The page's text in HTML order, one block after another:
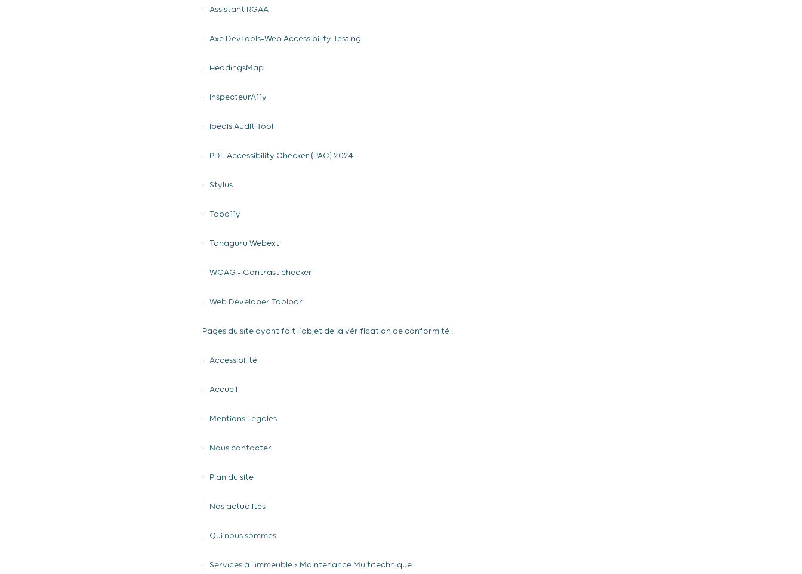
• Assistant RGAA
• Axe DevTools-Web Accessibility Testing
• HeadingsMap
• InspecteurA11y
• Ipedis Audit Tool
• PDF Accessibility Checker (PAC) 2024
• Stylus
• Taba11y
• Tanaguru Webext
• WCAG - Contrast checker
• Web Developer Toolbar
Pages du site ayant fait l’objet de la vérification de conformité :
• Accessibilité
• Accueil
• Mentions Légales
• Nous contacter
• Plan du site
• Nos actualités
• Qui nous sommes
• Services à l'immeuble > Maintenance Multitechnique